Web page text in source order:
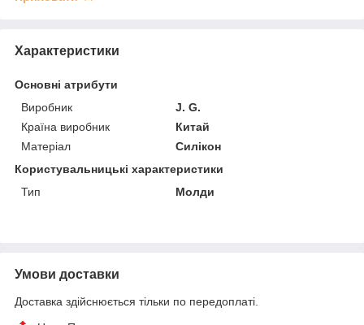
Характеристики
Основні атрибути
Виробник
J. G.
Країна виробник
Китай
Матеріал
Силікон
Користувальницькі характеристики
Тип
Молди
Умови доставки
Доставка здійснюється тільки по передоплаті.